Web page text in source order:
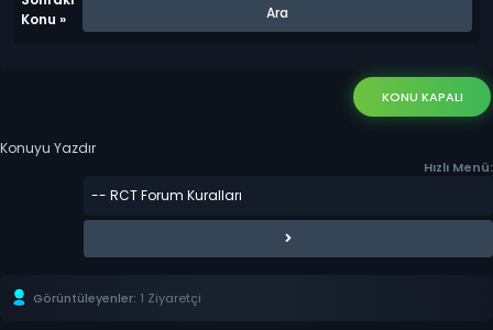
Konu »
KONU KAPALI
Konuyu Yazdır
Hızlı Menü:
Görüntüleyenler: 1 Ziyaretçi